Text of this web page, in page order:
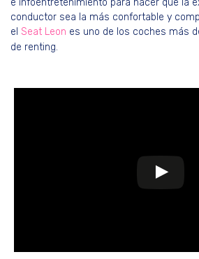
e infoentretenimiento para hacer que la
conductor sea la más confortable y
el Seat Leon es uno de los coches más
de renting.